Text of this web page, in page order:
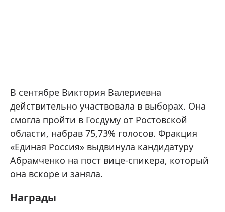
В сентябре Виктория Валериевна
действительно участвовала в выборах. Она
смогла пройти в Госдуму от Ростовской
области, набрав 75,73% голосов. Фракция
«Единая Россия» выдвинула кандидатуру
Абрамченко на пост вице-спикера, который
она вскоре и заняла.
Награды